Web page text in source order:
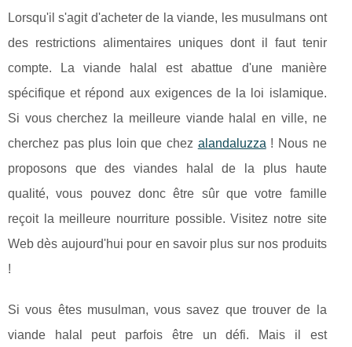
Lorsqu'il s'agit d'acheter de la viande, les musulmans ont
des restrictions alimentaires uniques dont il faut tenir
compte. La viande halal est abattue d'une manière
spécifique et répond aux exigences de la loi islamique.
Si vous cherchez la meilleure viande halal en ville, ne
cherchez pas plus loin que chez alandaluzza ! Nous ne
proposons que des viandes halal de la plus haute
qualité, vous pouvez donc être sûr que votre famille
reçoit la meilleure nourriture possible. Visitez notre site
Web dès aujourd'hui pour en savoir plus sur nos produits
!
Si vous êtes musulman, vous savez que trouver de la
viande halal peut parfois être un défi. Mais il est